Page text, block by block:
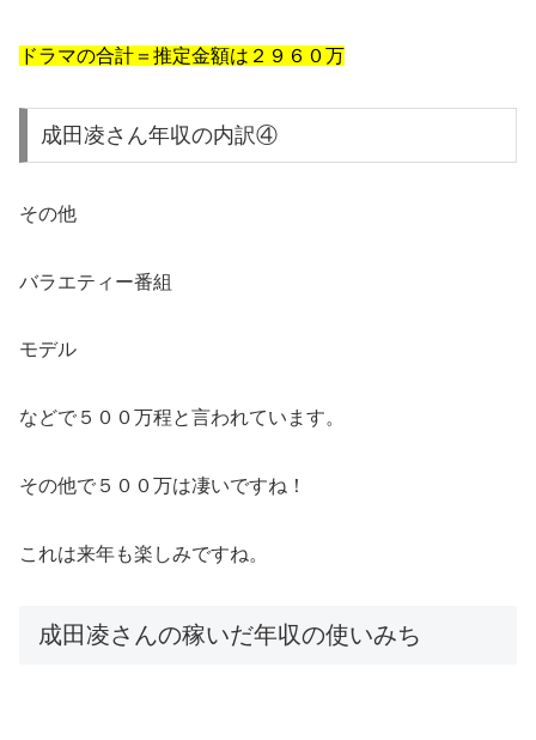
ドラマの合計＝推定金額は２９６０万
成田凌さん年収の内訳④
その他
バラエティー番組
モデル
などで５００万程と言われています。
その他で５００万は凄いですね！
これは来年も楽しみですね。
成田凌さんの稼いだ年収の使いみち